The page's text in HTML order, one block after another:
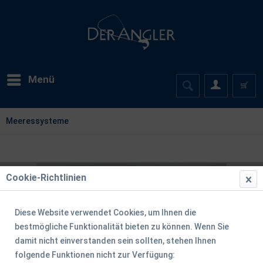
Menü
Meeressysteme
Cookie-Richtlinien
Diese Website verwendet Cookies, um Ihnen die
bestmögliche Funktionalität bieten zu können. Wenn Sie
damit nicht einverstanden sein sollten, stehen Ihnen
folgende Funktionen nicht zur Verfügung: